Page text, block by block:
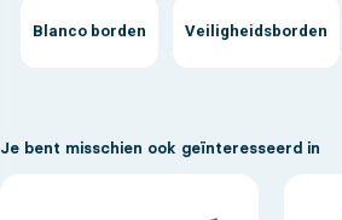
Blanco borden Veiligheidsborden
Je bent misschien ook geïnteresseerd in